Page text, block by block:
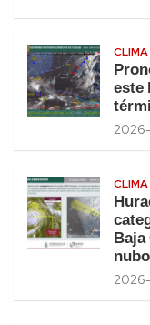
CLIMA
este
CLIMA